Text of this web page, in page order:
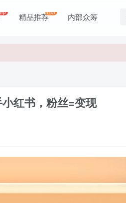
精品推荐Hot 内部众筹
红书，粉丝=变现